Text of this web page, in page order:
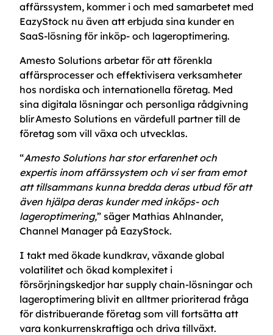
affärssystem, kommer i och med samarbetet med
EazyStock nu även att erbjuda sina kunder en
SaaS-lösning för inköp- och lageroptimering.
Amesto Solutions arbetar för att förenkla
affärsprocesser och effektivisera verksamheter
hos nordiska och internationella företag. Med
sina digitala lösningar och personliga rådgivning
blir Amesto Solutions en värdefull partner till de
företag som vill växa och utvecklas.
“Amesto Solutions har stor erfarenhet och
expertis inom affärssystem och vi ser fram emot
att tillsammans kunna bredda deras utbud för att
även hjälpa deras kunder med inköps- och
lageroptimering,” säger Mathias Ahlnander,
Channel Manager på EazyStock.
I takt med ökade kundkrav, växande global
volatilitet och ökad komplexitet i
försörjningskedjor har supply chain-lösningar och
lageroptimering blivit en alltmer prioriterad fråga
för distribuerande företag som vill fortsätta att
vara konkurrenskraftiga och driva tillväxt.